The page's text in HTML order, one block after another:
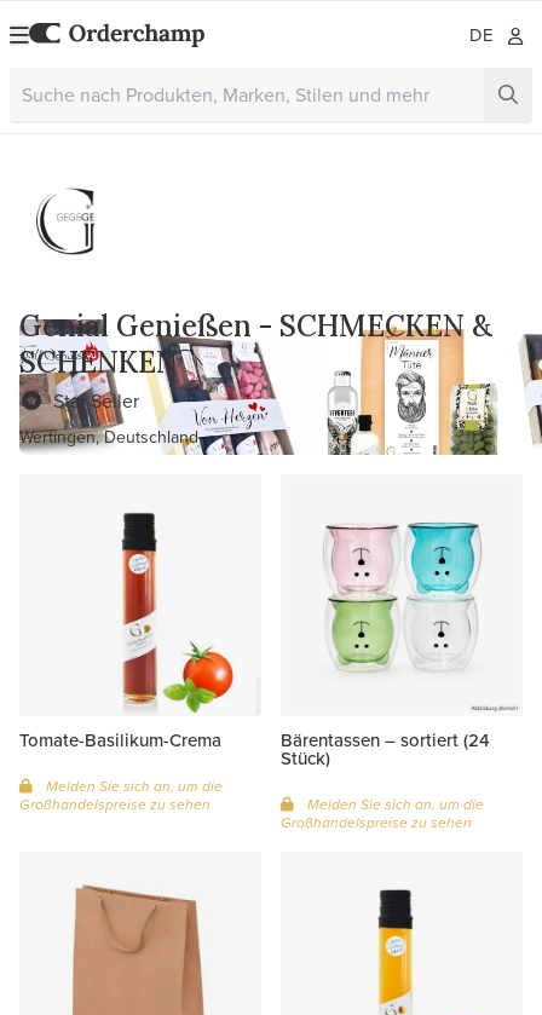
DE
Genial Genießen - SCHMECKEN &
SCHENKEN
Star Seller
Wertingen, Deutschland
Tomate-Basilikum-Crema
Melden Sie sich an, um die
Großhandelspreise zu sehen
Bärentassen – sortiert (24
Stück)
Melden Sie sich an, um die
Großhandelspreise zu sehen